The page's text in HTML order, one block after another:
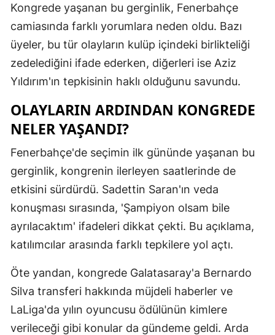
Kırşehir
Kocaeli
Konya
Manisa
Muğla
Muş
Nevşehir
Niğde
Ordu
Kongrede yaşanan bu gerginlik, Fenerbahçe
camiasında farklı yorumlara neden oldu. Bazı
üyeler, bu tür olayların kulüp içindeki birlikteliği
zedelediğini ifade ederken, diğerleri ise Aziz
Yıldırım'ın tepkisinin haklı olduğunu savundu.
OLAYLARIN ARDINDAN KONGREDE
NELER YAŞANDI?
Fenerbahçe'de seçimin ilk gününde yaşanan bu
gerginlik, kongrenin ilerleyen saatlerinde de
etkisini sürdürdü. Sadettin Saran'ın veda
konuşması sırasında, 'Şampiyon olsam bile
ayrılacaktım' ifadeleri dikkat çekti. Bu açıklama,
katılımcılar arasında farklı tepkilere yol açtı.
Öte yandan, kongrede Galatasaray'a Bernardo
Silva transferi hakkında müjdeli haberler ve
LaLiga'da yılın oyuncusu ödülünün kimlere
verileceği gibi konular da gündeme geldi. Arda